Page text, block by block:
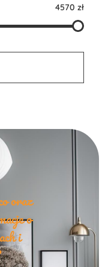
4570 zł
oraz
o
i